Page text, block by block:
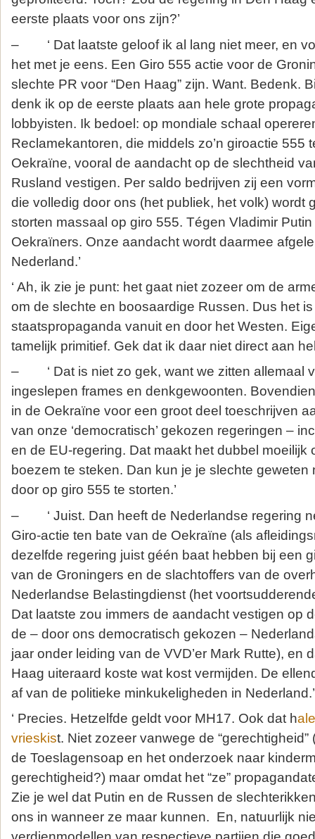
eerste plaats voor ons zijn?’
– ‘ Dat laatste geloof ik al lang niet meer, en
het met je eens. Een Giro 555 actie voor de
slechte PR voor “Den Haag” zijn. Want. Bedenk.
denk ik op de eerste plaats aan hele grote
lobbyisten. Ik bedoel: op mondiale schaal
Reclamekantoren, die middels zo’n giroactie 555
Oekraïne, vooral de aandacht op de slechtheid
Rusland vestigen. Per saldo bedrijven zij een
die volledig door ons (het publiek, het volk) wordt
storten massaal op giro 555. Tégen Vladimir
Oekraïners. Onze aandacht wordt daarmee
Nederland.’
‘ Ah, ik zie je punt: het gaat niet zozeer om de
om de slechte en boosaardige Russen. Dus het
staatspropaganda vanuit en door het Westen.
tamelijk primitief. Gek dat ik daar niet direct aan
– ‘ Dat is niet zo gek, want we zitten allemaal
ingeslepen frames en denkgewoonten.
in de Oekraïne voor een groot deel toeschrijven
van onze ‘democratisch’ gekozen regeringen –
en de EU-regering. Dat maakt het dubbel moeilijk
boezem te steken. Dan kun je je slechte geweten
door op giro 555 te storten.’
– ‘ Juist. Dan heeft de Nederlandse regering
Giro-actie ten bate van de Oekraïne (als
dezelfde regering juist géén baat hebben bij een
van de Groningers en de slachtoffers van de
Nederlandse Belastingdienst (het
Dat laatste zou immers de aandacht vestigen op
de – door ons democratisch gekozen –
jaar onder leiding van de VVD’er Mark Rutte), en
Haag uiteraard koste wat kost vermijden. De
af van de politieke minkukeligheden in Nederland.’
‘ Precies. Hetzelfde geldt voor MH17. Ook dat h
vrieskist. Niet zozeer vanwege de
de Toeslagensoap en het onderzoek naar
gerechtigheid?) maar omdat het “ze”
Zie je wel dat Putin en de Russen de
ons in wanneer ze maar kunnen. En, natuurlijk